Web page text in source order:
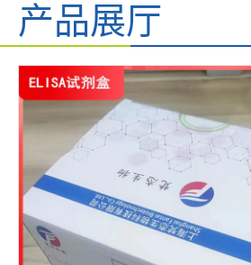
产品展厅